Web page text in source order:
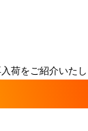
荷をご紹介いたし